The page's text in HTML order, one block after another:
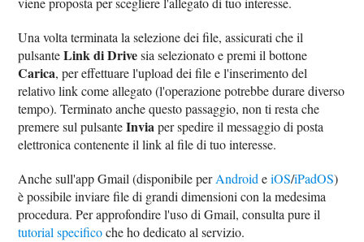
Una volta terminata la selezione dei file, assicurati che il
pulsanteLink di Drivesia selezionato e premi il bottone
Carica, per effettuare l'upload dei file e l'inserimento del
relativo link come allegato (l'operazione potrebbe durare diverso
tempo). Terminato anche questo passaggio, non ti resta che
premere sul pulsanteInviaper spedire il messaggio di posta
elettronica contenente il link al file di tuo interesse.
Anche sull'app Gmail (disponibile perAndroid eiOS/iPadOS)
è possibile inviare file di grandi dimensioni con la medesima
procedura. Per approfondire l'uso di Gmail, consulta pure il
tutorial specificoche ho dedicato al servizio.